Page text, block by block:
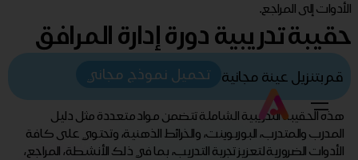
الأدوات إلى المراجع.
حقيبة تدريبية دورة إدارة المرافق
قم بتنزيل عينة مجانية تحميل نموذج مجاني
هذه الحقيبة التدريبية الشاملة تتضمن مواد متعددة مثل دليل
المدرب والمتدرب، البوربوينت، والخرائط الذهنية، وتحتوي على كافة
الأدوات الضرورية لتعزيز تجربة التدريب، بما في ذلك الأنشطة، المراجع،